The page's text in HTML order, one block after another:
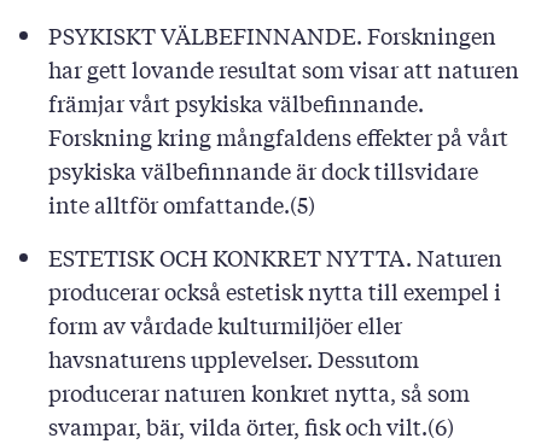
PSYKISKT VÄLBEFINNANDE. Forskningen
har gett lovande resultat som visar att naturen
främjar vårt psykiska välbefinnande.
Forskning kring mångfaldens effekter på vårt
psykiska välbefinnande är dock tillsvidare
inte alltför omfattande.(5)
ESTETISK OCH KONKRET NYTTA. Naturen
producerar också estetisk nytta till exempel i
form av vårdade kulturmiljöer eller
havsnaturens upplevelser. Dessutom
producerar naturen konkret nytta, så som
svampar, bär, vilda örter, fisk och vilt.(6)